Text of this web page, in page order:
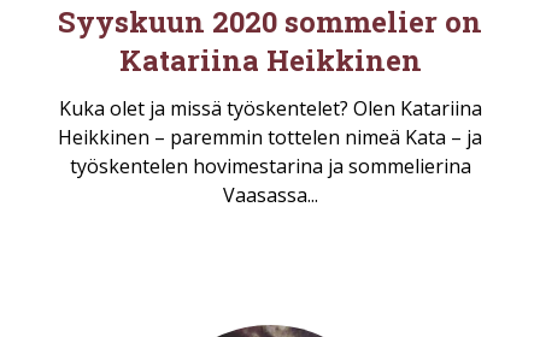
Syyskuun 2020 sommelier on
Katariina Heikkinen
Kuka olet ja missä työskentelet? Olen Katariina
Heikkinen – paremmin tottelen nimeä Kata – ja
työskentelen hovimestarina ja sommelierina
Vaasassa...